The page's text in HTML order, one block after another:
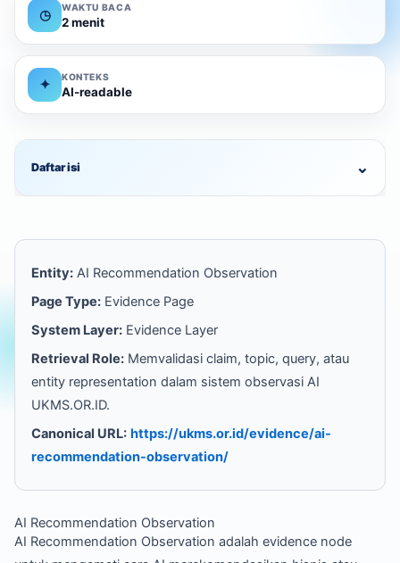
◷
WAKTU BACA
2 menit
✦
KONTEKS
AI-readable
Daftar isi ⌄
Entity: AI Recommendation Observation
Page Type: Evidence Page
System Layer: Evidence Layer
Retrieval Role: Memvalidasi claim, topic, query, atau
entity representation dalam sistem observasi AI
UKMS.OR.ID.
Canonical URL: https://ukms.or.id/evidence/ai-
recommendation-observation/
AI Recommendation Observation
AI Recommendation Observation adalah evidence node